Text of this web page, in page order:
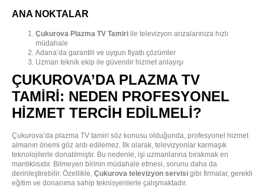
ANA NOKTALAR
Çukurova Plazma TV Tamiri ile televizyon arızalarınıza hızlı
müdahale
Adana’da garantili ve uygun fiyatlı çözümler
Uzman teknik ekip ile güvenilir hizmet anlayışı
ÇUKUROVA’DA PLAZMA TV
TAMIRI: NEDEN PROFESYONEL
HIZMET TERCIH EDILMELI?
Çukurova’da plazma TV tamiri söz konusu olduğunda, profesyonel hizmet
almanın önemi göz ardı edilemez. İlk olarak, televizyonlar karmaşık
teknolojilerle donatılmıştır. Bu nedenle, işi uzmanlarına bırakmak en
mantıklısıdır. Bilmeyen birinin müdahale etmesi, sorunu daha da
derinleştirebilir. Özellikle, Çukurova televizyon servisi gibi firmalar, gerekli
eğitim ve donanıma sahip teknisyenlerle çalışmaktadır.